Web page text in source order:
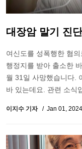
대장암 말기 진
여신도를 성폭행한 혐
행정지를 받아 출소한
월 31일 사망했습니다.
바 있는데요. 관련 소식
이지수 기자 Jan 01,